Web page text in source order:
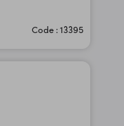
Code : 13395